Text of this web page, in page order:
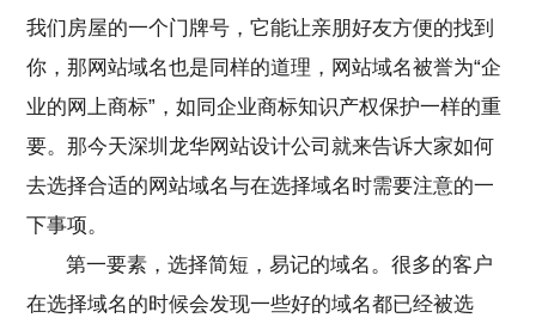
我们房屋的一个门牌号，它能让亲朋好友方便的找到
你，那网站域名也是同样的道理，网站域名被誉为“企
业的网上商标”，如同企业商标知识产权保护一样的重
要。那今天深圳龙华网站设计公司 就来告诉大家如何
去选择合适的网站域名与在选择域名时需要注意的一
下事项。
第一要素，选择简短，易记的域名。很多的客户
在选择域名的时候会发现一些好的域名都已经被选